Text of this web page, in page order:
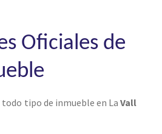
Oficiales de
tipo de inmueble en LaVall